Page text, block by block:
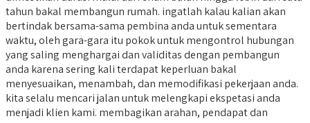
tahun bakal membangun rumah. ingatlah kalau kalian akan
bertindak bersama-sama pembina anda untuk sementara
waktu, oleh gara-gara itu pokok untuk mengontrol hubungan
yang saling menghargai dan validitas dengan pembangun
anda karena sering kali terdapat keperluan bakal
menyesuaikan, menambah, dan memodifikasi pekerjaan anda.
kita selalu mencari jalan untuk melengkapi ekspetasi anda
menjadi klien kami. membagikan arahan, pendapat dan